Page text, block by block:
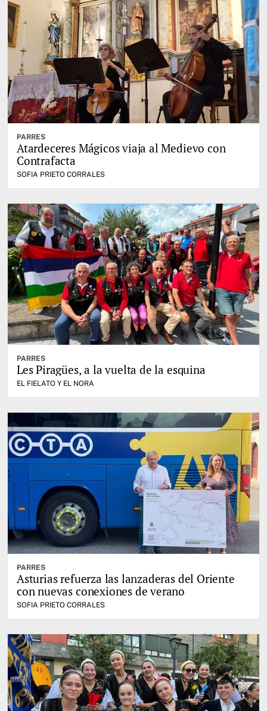
PARRES
Atardeceres Mágicos viaja al Medievo con
Contrafacta
SOFIA PRIETO CORRALES
PARRES
Les Piragües, a la vuelta de la esquina
EL FIELATO Y EL NORA
PARRES
Asturias refuerza las lanzaderas del Oriente
con nuevas conexiones de verano
SOFIA PRIETO CORRALES